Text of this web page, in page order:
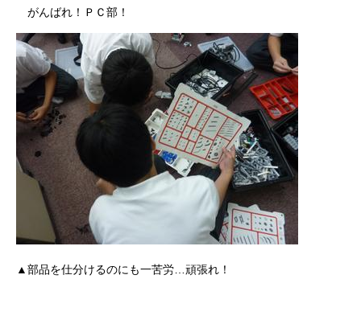
がんばれ！ＰＣ部！
▲部品を仕分けるのにも一苦労…頑張れ！